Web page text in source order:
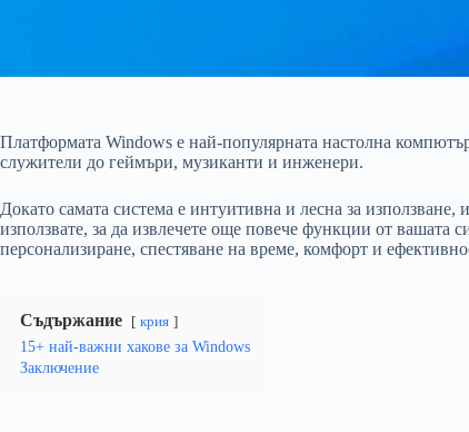
Платформата Windows е най-популярната настолна
служители до геймъри, музиканти и инженери.
Докато самата система е интуитивна и лесна за
използвате, за да извлечете още повече функции от вашата
персонализиране, спестяване на време, комфорт и
Съдържание крия
15+ най-важни хакове за Windows
Заключение